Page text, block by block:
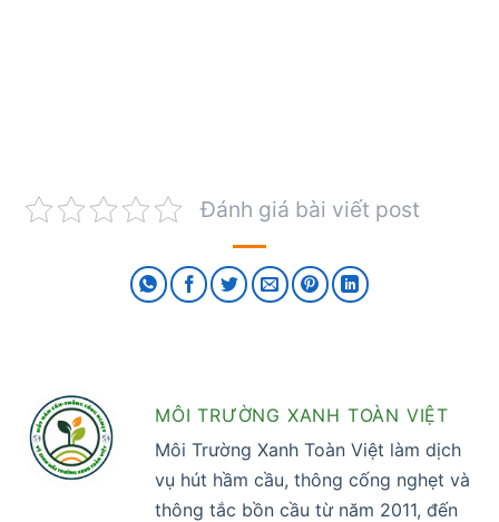
Đánh giá bài viết post
MÔI TRƯỜNG XANH TOÀN VIỆT
Môi Trường Xanh Toàn Việt làm dịch
vụ hút hầm cầu, thông cống nghẹt và
thông tắc bồn cầu từ năm 2011, đến